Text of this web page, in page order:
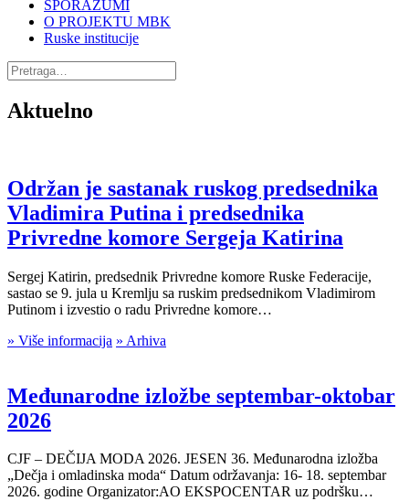
SPORAZUMI
O PROJEKTU MBK
Ruske institucije
Aktuelno
Održan je sastanak ruskog predsednika
Vladimira Putina i predsednika
Privredne komore Sergeja Katirina
Sergej Katirin, predsednik Privredne komore Ruske Federacije,
sastao se 9. jula u Kremlju sa ruskim predsednikom Vladimirom
Putinom i izvestio o radu Privredne komore…
» Više informacija » Arhiva
Međunarodne izložbe septembar-oktobar
2026
CJF – DEČIJA MODA 2026. JESEN 36. Međunarodna izložba
„Dečja i omladinska moda“ Datum održavanja: 16- 18. septembar
2026. godine Organizator:AO EKSPOCENTAR uz podršku…